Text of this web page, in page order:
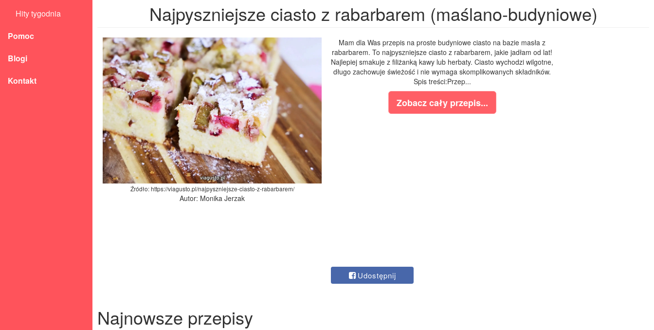
Hity tygodnia
Pomoc
Blogi
Kontakt
Najpyszniejsze ciasto z rabarbarem (maślano-budyniowe)
Źródło: https://viagusto.pl/najpyszniejsze-ciasto-z-rabarbarem/
Autor: Monika Jerzak
Mam dla Was przepis na proste budyniowe ciasto na bazie masła z
rabarbarem. To najpyszniejsze ciasto z rabarbarem, jakie jadłam od lat!
Najlepiej smakuje z filiżanką kawy lub herbaty. Ciasto wychodzi wilgotne,
długo zachowuje świeżość i nie wymaga skomplikowanych składników.
Spis treści:Przep...
Zobacz cały przepis...
Udostępnij
Najnowsze przepisy